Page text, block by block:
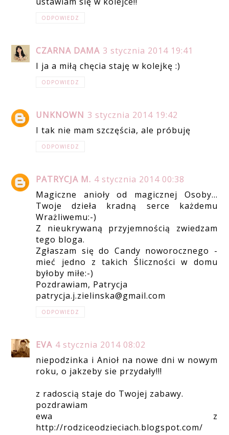
ODPOWIEDZ
CZARNA DAMA 3 stycznia 2014 19:41
I ja a miłą chęcia staję w kolejkę :)
ODPOWIEDZ
UNKNOWN 3 stycznia 2014 19:42
I tak nie mam szczęścia, ale próbuję
ODPOWIEDZ
PATRYCJA M. 4 stycznia 2014 00:38
Magiczne anioły od magicznej Osoby...
Twoje dzieła kradną serce każdemu
Wrażliwemu:-)
Z nieukrywaną przyjemnością zwiedzam
tego bloga.
Zgłaszam się do Candy noworocznego -
mieć jedno z takich Śliczności w domu
byłoby miłe:-)
Pozdrawiam, Patrycja
patrycja.j.zielinska@gmail.com
ODPOWIEDZ
EVA 4 stycznia 2014 08:02
niepodzinka i Anioł na nowe dni w nowym
roku, o jakzeby sie przydały!!!
z radoscią staje do Twojej zabawy.
pozdrawiam
ewa z
http://rodziceodzieciach.blogspot.com/